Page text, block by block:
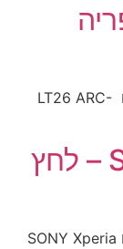
תיקון שקע טעינה לכל מכשירי הסלולאר בעולם LT26 ARC-
תיקון שקע טעינה ST27i – לחץ
תיקון שקע טעינה לכל מכשירי הסלולאר בעולם SONY Xperia